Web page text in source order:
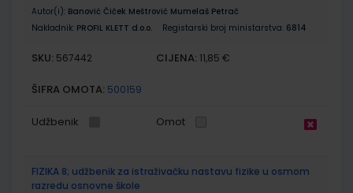
Autor(i): Banović Čiček Meštrović Mumelaš Petrač
Nakladnik: PROFIL KLETT d.o.o. Registarski broj ministarstva: 6814
SKU: 567442 CIJENA: 11,85 €
ŠIFRA OMOTA: 500159
Udžbenik Omot
FIZIKA 8; udžbenik za istraživačku nastavu fizike u osmom
razredu osnovne škole